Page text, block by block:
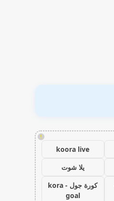
!
koora live
يلا شوت
كورة جول - kora
goal